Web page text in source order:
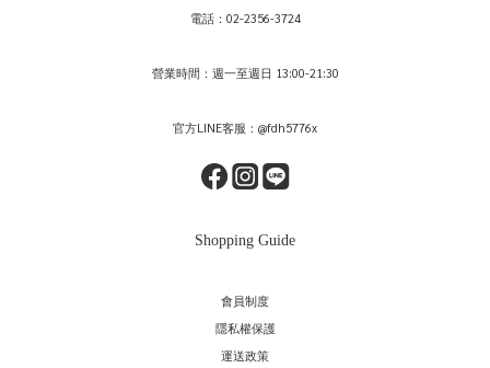
電話：02-2356-3724
營業時間：週一至週日 13:00-21:30
官方LINE客服：@fdh5776x
Shopping Guide
會員制度
隱私權保護
運送政策